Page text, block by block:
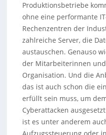
Produktionsbetriebe
ohne eine performante
Rechenzentren der
zahlreiche Server, die
austauschen. Genauso
der Mitarbeiterinnen
Organisation. Und die
das ist auch schon die
erfüllt sein muss, um
Cyberattacken
ist es unter anderem